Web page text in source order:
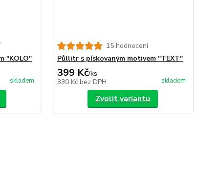
"KOLO"
skladem
15 hodnocení
Půllitr s pískovaným motivem "TEXT"
399 Kč/ks
330 Kč bez DPH skladem
Zvolit variantu